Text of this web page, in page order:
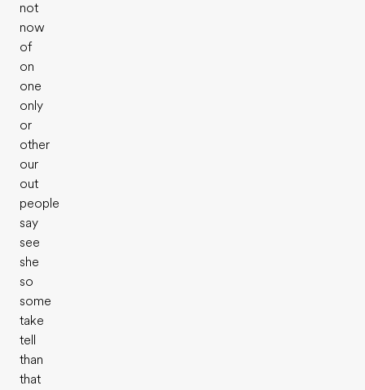
not
now
of
on
one
only
or
other
our
out
people
say
see
she
so
some
take
tell
than
that